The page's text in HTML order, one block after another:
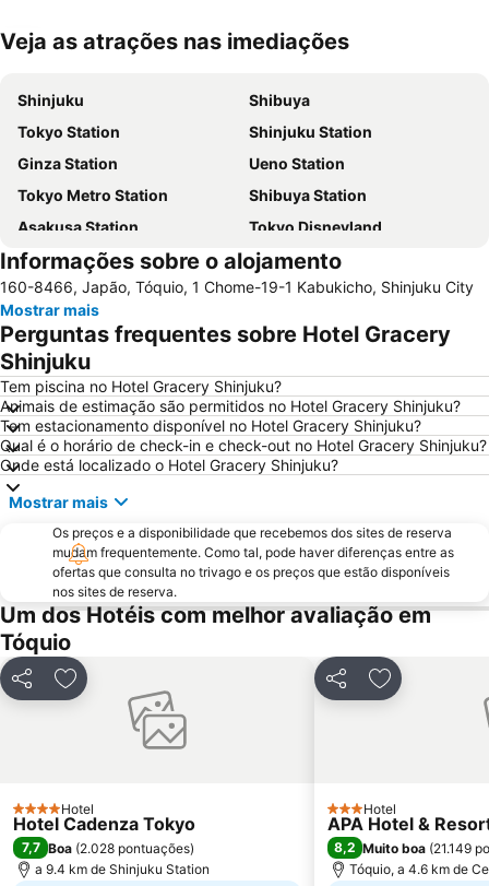
Ampliar mapa
Veja as atrações nas imediações
Shinjuku
Shibuya
Tokyo Station
Shinjuku Station
Ginza Station
Ueno Station
Tokyo Metro Station
Shibuya Station
Asakusa Station
Tokyo Disneyland
Tokyo Disney Resort
Shinjuku Metro Station
Shinagawa Station
Akasaka Station-Tokyo
Asakusa Metro Station
International Airport Haneda
Akihabara Station
Ikebukuro Station
Ginza Metro Station
Haneda Airport Terminal 1 Station
Roppongi Station
Akihabara Metro Station
Ueno Metro Station
Shibuya Metro Station
Uneo
Taito
Haneda Airport International Terminal Station
Harajuku Station
Ebina Station
Kabukicho
Shinagawa
Prefeitura Metropolitana de Tóquio
Minato
Omotesando Station
Kawasaki Station
Akasaka Mitsuke Station
Akasaka Metro Station
Nihonbashi Station-Tokyo
Chiba Station
Gaienmae Metro Station
Ikebukuro Metro Station
Informações sobre o alojamento
160-8466, Japão, Tóquio, 1 Chome-19-1 Kabukicho, Shinjuku City
Mostrar mais
Perguntas frequentes sobre Hotel Gracery
Shinjuku
Tem piscina no Hotel Gracery Shinjuku?
Animais de estimação são permitidos no Hotel Gracery Shinjuku?
Tem estacionamento disponível no Hotel Gracery Shinjuku?
Qual é o horário de check-in e check-out no Hotel Gracery Shinjuku?
Onde está localizado o Hotel Gracery Shinjuku?
Mostrar mais
Os preços e a disponibilidade que recebemos dos sites de reserva
mudam frequentemente. Como tal, pode haver diferenças entre as
ofertas que consulta no trivago e os preços que estão disponíveis
nos sites de reserva.
Um dos Hotéis com melhor avaliação em
Tóquio
PartilharAdicionar aos favoritos
4 Estrelas
Hotel
Hotel Cadenza Tokyo
7,7 Boa (2.028 pontuações)
a 9.4 km de Shinjuku Station
PartilharAdicionar
3 Estrelas
Hotel
APA Hotel &
8,2 Muito boa (21.149
Tóquio, a 4.6 km de